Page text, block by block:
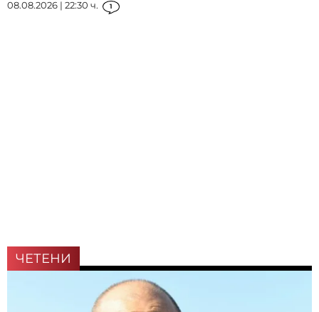
08.08.2026 | 22:30 ч. 1
ЧЕТЕНИ